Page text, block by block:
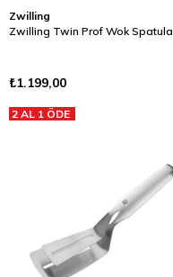
Zwilling
Zwilling Twin Prof Wok Spatula
₺1.199,00
2 AL 1 ÖDE